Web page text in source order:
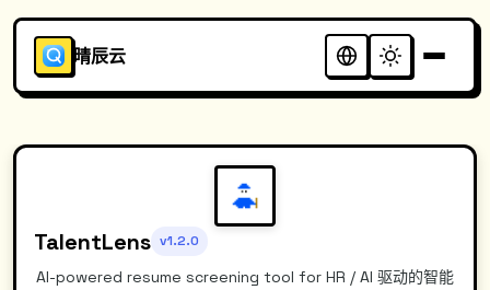
晴辰云
TalentLens v1.2.0
AI-powered resume screening tool for HR / AI 驱动的智能